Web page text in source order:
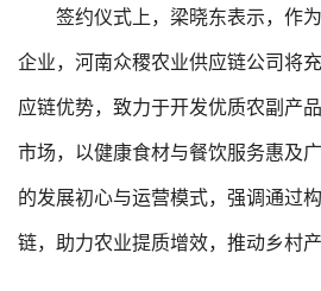
签约仪式上，梁晓东表示，作为
企业，河南众稷农业供应链公司将
应链优势，致力于开发优质农副产
市场，以健康食材与餐饮服务惠及
的发展初心与运营模式，强调通过
链，助力农业提质增效，推动乡村